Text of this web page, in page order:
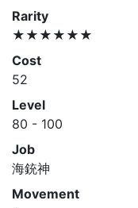
Rarity
★★★★★★
Cost
52
Level
80 - 100
Job
海銃神
Movement